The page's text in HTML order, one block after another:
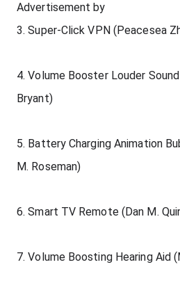
Advertisement by
3. Super-Click VPN (Peacesea
4. Volume Booster Louder
Bryant)
5. Battery Charging Animation
M. Roseman)
6. Smart TV Remote (Dan M.
7. Volume Boosting Hearing Aid